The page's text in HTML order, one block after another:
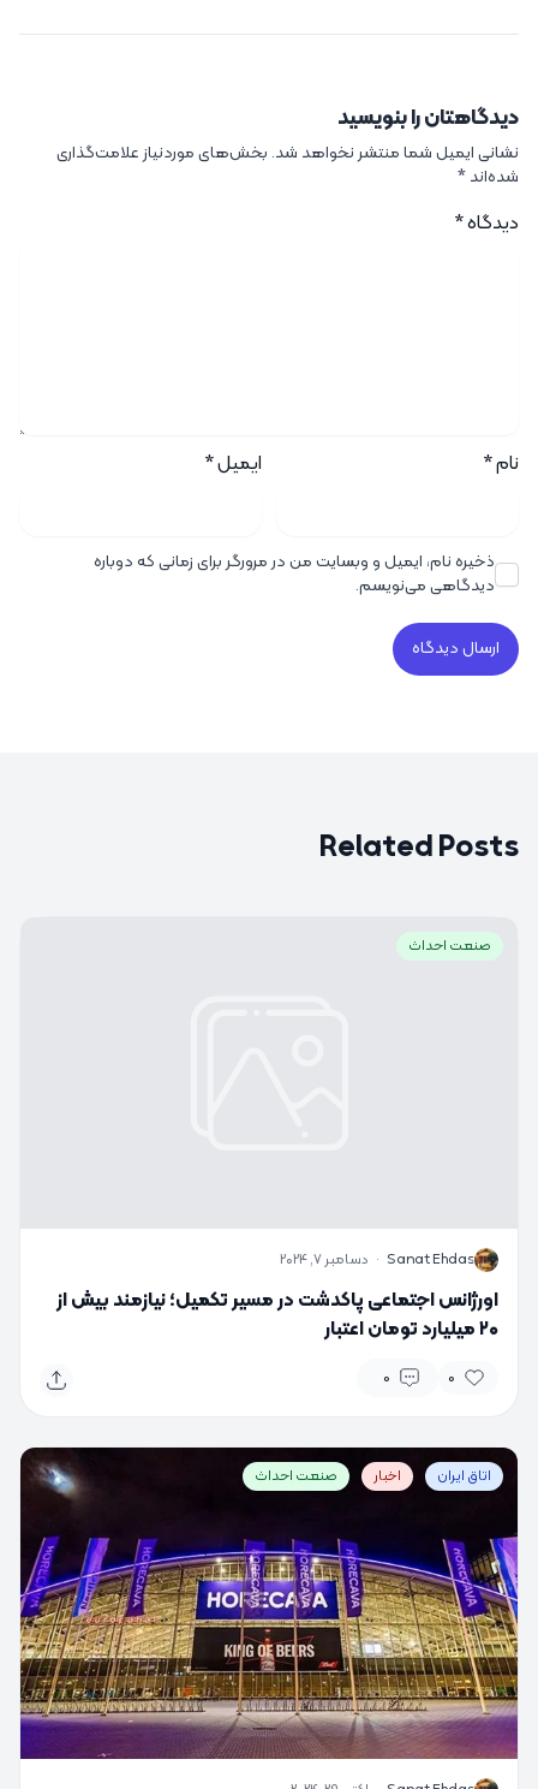
دیدگاهتان را بنویسید
نشانی ایمیل شما منتشر نخواهد شد. بخش‌های موردنیاز علامت‌گذاری
شده‌اند*
دیدگاه*
نام* ایمیل*
ذخیره نام، ایمیل و وبسایت من در مرورگر برای زمانی که دوباره
دیدگاهی می‌نویسم.
Related Posts
صنعت احداث
S
Sanat Ehdas
· دسامبر 7, 2024
اورژانس اجتماعی پاکدشت در مسیر تکمیل؛ نیازمند بیش از
۲۰ میلیارد تومان اعتبار
0
0
اتاق ایران اخبار صنعت احداث